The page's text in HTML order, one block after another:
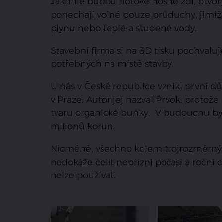
ponechají volné pouze průduchy,
plynu nebo teplé a studené vody.
Stavební firma si na 3D tisku
potřebných na místě stavby.
U nás v České republice vznikl první
v Praze. Autor jej nazval Prvok,
tvaru organické buňky. V budoucnu
milionů korun.
Nicméně, všechno kolem
nedokáže čelit nepřízni počasí a roční
nelze používat.